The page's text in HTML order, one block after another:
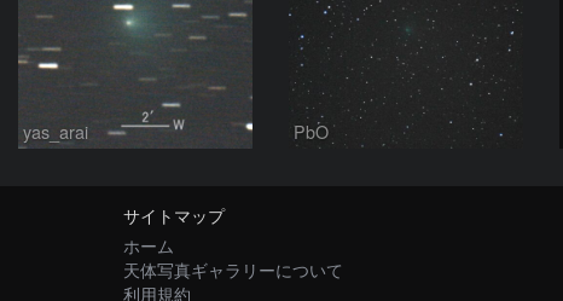
yas_arai PbO
サイトマップ
ホーム
天体写真ギャラリーについて
利用規約